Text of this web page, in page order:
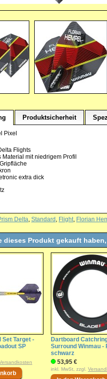
Produktsicherheit
Pixel
Flights
Material mit niedrigem Profil
extra dick
Delta, Standard , Flight, Florian
dieses Produkt gekauft
Set Target -
SP
Dartboard
Surround Winmau -
schwarz
53,95 €
inkl. MwSt, zzgl.